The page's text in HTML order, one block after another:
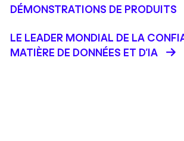
DÉMONSTRATIONS DE PRODUITS
LE LEADER MONDIAL DE LA
MATIÈRE DE DONNÉES ET D'IA